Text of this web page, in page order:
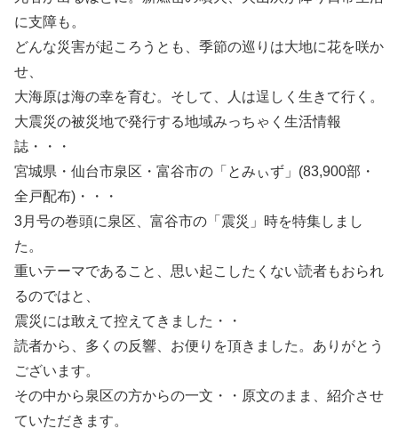
に支障も。
どんな災害が起ころうとも、季節の巡りは大地に花を咲か
せ、
大海原は海の幸を育む。そして、人は逞しく生きて行く。
大震災の被災地で発行する地域みっちゃく生活情報
誌・・・
宮城県・仙台市泉区・富谷市の「とみぃず」(83,900部・
全戸配布)・・・
3月号の巻頭に泉区、富谷市の「震災」時を特集しまし
た。
重いテーマであること、思い起こしたくない読者もおられ
るのではと、
震災には敢えて控えてきました・・
読者から、多くの反響、お便りを頂きました。ありがとう
ございます。
その中から泉区の方からの一文・・原文のまま、紹介させ
ていただきます。